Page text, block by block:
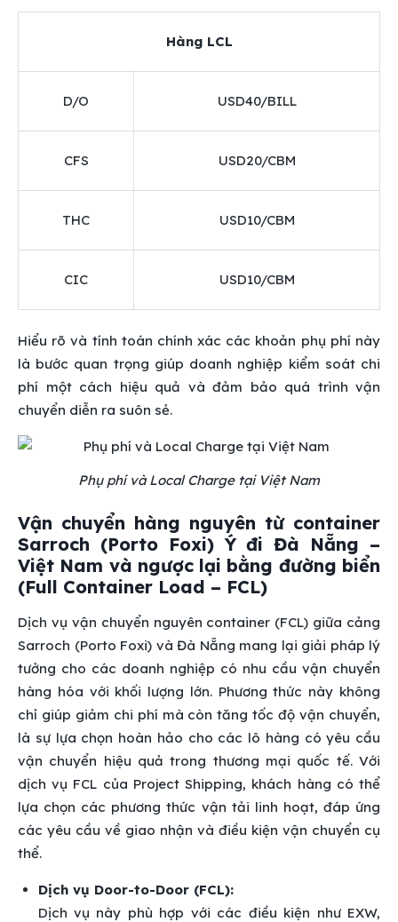
Hàng LCL
D/O USD40/BILL
CFS USD20/CBM
THC USD10/CBM
CIC USD10/CBM
Hiểu rõ và tính toán chính xác các khoản phụ phí này
là bước quan trọng giúp doanh nghiệp kiểm soát chi
phí một cách hiệu quả và đảm bảo quá trình vận
chuyển diễn ra suôn sẻ.
Phụ phí và Local Charge tại Việt Nam
Vận chuyển hàng nguyên từ container
Sarroch (Porto Foxi) Ý đi Đà Nẵng –
Việt Nam và ngược lại bằng đường biển
(Full Container Load – FCL)
Dịch vụ vận chuyển nguyên container (FCL) giữa cảng
Sarroch (Porto Foxi) và Đà Nẵng mang lại giải pháp lý
tưởng cho các doanh nghiệp có nhu cầu vận chuyển
hàng hóa với khối lượng lớn. Phương thức này không
chỉ giúp giảm chi phí mà còn tăng tốc độ vận chuyển,
là sự lựa chọn hoàn hảo cho các lô hàng có yêu cầu
vận chuyển hiệu quả trong thương mại quốc tế. Với
dịch vụ FCL của Project Shipping, khách hàng có thể
lựa chọn các phương thức vận tải linh hoạt, đáp ứng
các yêu cầu về giao nhận và điều kiện vận chuyển cụ
thể.
Dịch vụ Door-to-Door (FCL):
Dịch vụ này phù hợp với các điều kiện như EXW,